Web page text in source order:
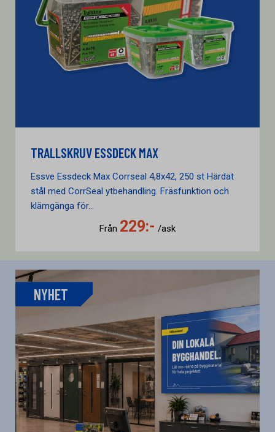
TRALLSKRUV ESSDECK MAX
Essve Essdeck Max Corrseal 4,8x42, 250 st Härdat
stål med CorrSeal ytbehandling. Fräsfunktion och
klämgänga för...
Från 229:- /ask
NYHET